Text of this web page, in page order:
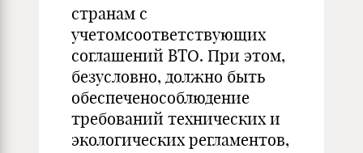
странам с
учетомсоответствующих
соглашений ВТО. При этом,
безусловно, должно быть
обеспеченособлюдение
требований технических и
экологических регламентов,